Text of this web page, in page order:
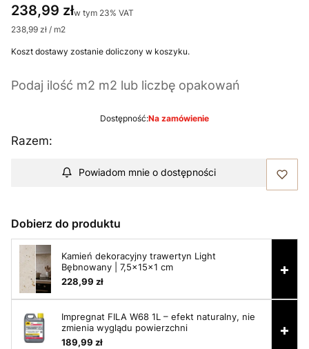
Cena
238,99 złw tym 23% VAT
w tym 23% VAT
238,99 zł / m2
Koszt dostawy zostanie doliczony w koszyku.
Podaj ilość m2 m2 lub liczbę opakowań
Dostępność:Na zamówienie
Razem:
Powiadom mnie o dostępności
Dobierz do produktu
Kamień dekoracyjny trawertyn Light
Bębnowany | 7,5x15x1 cm
228,99 zł
+
Impregnat FILA W68 1L – efekt naturalny, nie
zmienia wyglądu powierzchni
189,99 zł
+